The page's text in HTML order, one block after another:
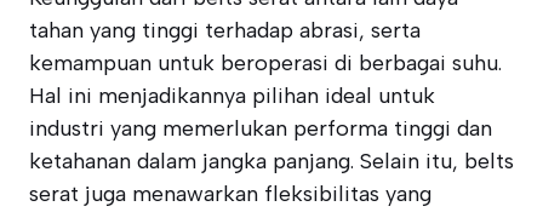
tahan yang tinggi terhadap abrasi, serta
kemampuan untuk beroperasi di berbagai suhu.
Hal ini menjadikannya pilihan ideal untuk
industri yang memerlukan performa tinggi dan
ketahanan dalam jangka panjang. Selain itu, belts
serat juga menawarkan fleksibilitas yang